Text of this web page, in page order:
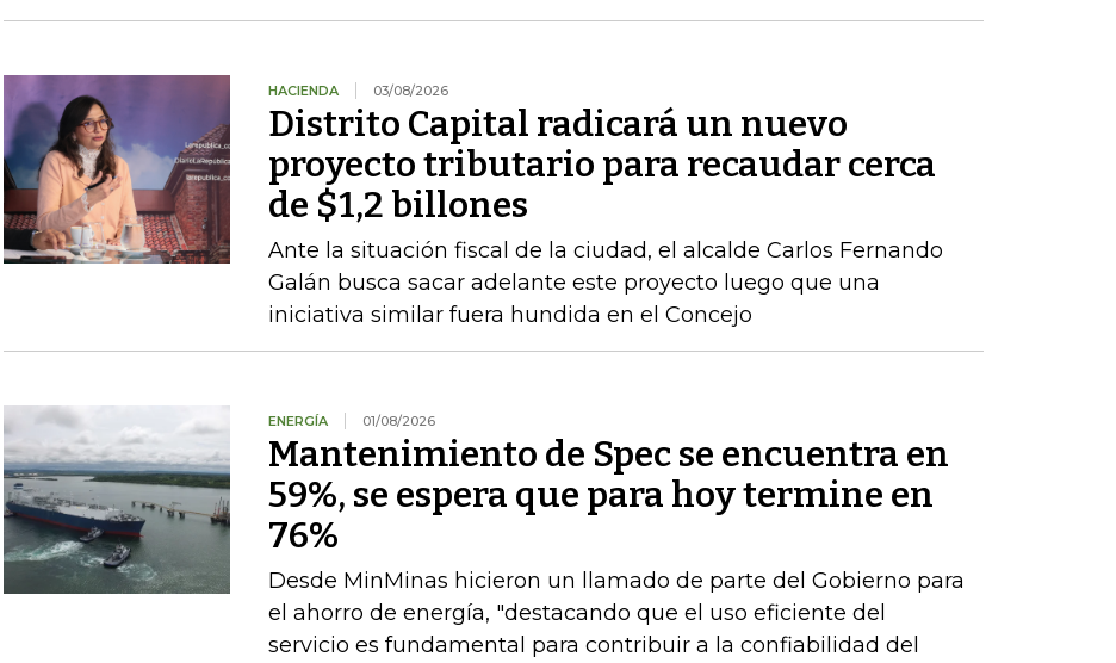
HACIENDA 03/08/2026
Distrito Capital radicará un nuevo
proyecto tributario para recaudar cerca
de $1,2 billones
Ante la situación fiscal de la ciudad, el alcalde Carlos Fernando
Galán busca sacar adelante este proyecto luego que una
iniciativa similar fuera hundida en el Concejo
ENERGÍA 01/08/2026
Mantenimiento de Spec se encuentra en
59%, se espera que para hoy termine en
76%
Desde MinMinas hicieron un llamado de parte del Gobierno para
el ahorro de energía, "destacando que el uso eficiente del
servicio es fundamental para contribuir a la confiabilidad del